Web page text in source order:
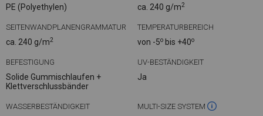
PE (Polyethylen) ca. 240 g/m2
SEITENWANDPLANENGRAMMATUR
ca. 240 g/m2
TEMPERATURBEREICH
von -5o bis +40o
BEFESTIGUNG
Solide Gummischlaufen +
Klettverschlussbänder
UV-BESTÄNDIGKEIT
Ja
WASSERBESTÄNDIGKEIT MULTI-SIZE SYSTEM